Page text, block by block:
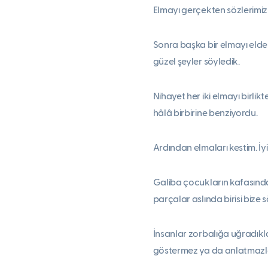
Elmayı gerçekten
Sonra başka bir elmayı
güzel şeyler söyledik.
Nihayet her iki elmayı
hâlâ birbirine benziyordu.
Ardından elmaları kestim.
Galiba çocukların
parçalar aslında birisi bize
İnsanlar zorbalığa
göstermez ya da